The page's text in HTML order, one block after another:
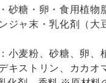
砂糖・卵・食用植物
ジャ末・乳化剤（大
小麦粉、砂糖、卵、
キストリン、カカオ